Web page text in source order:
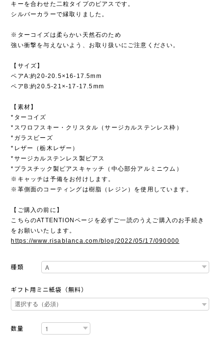
キーを合わせた二粒タイプのピアスです。
シルバーカラーで縁取りました。
※ターコイズは柔らかい天然石のため
強い衝撃を与えないよう、お取り扱いにご注意ください。
【サイズ】
ペアA:約20-20.5×16-17.5mm
ペアB:約20.5-21×-17-17.5mm
【素材】
*ターコイズ
*スワロフスキー・クリスタル（サージカルステンレス枠）
*ガラスビーズ
*レザー（栃木レザー）
*サージカルステンレス製ピアス
*プラスチック製ピアスキャッチ（中心部分アルミニウム）
※キャッチは予備をお付けします。
※革側面のコーティングは樹脂（レジン）を使用しています。
【ご購入の前に】
こちらのATTENTIONページを必ずご一読のうえご購入のお手続き
をお願いいたします。
https://www.risablanca.com/blog/2022/05/17/090000
種類
ギフト用ミニ紙袋（無料）
数量